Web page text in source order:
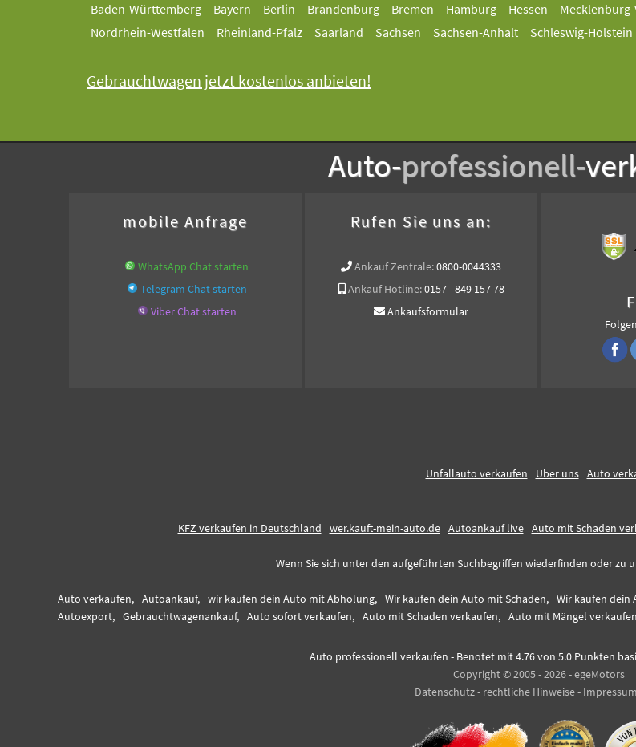
Baden-Württemberg Bayern Berlin Brandenburg Bremen Hamburg Hessen
Nordrhein-Westfalen
Rheinland-Pfalz Saarland Sachsen Sachsen-Anhalt Schleswig-Holstein
Gebrauchtwagen jetzt kostenlos anbieten!
Auto-professionell-
mobile Anfrage
WhatsApp Chat starten
Telegram Chat starten
Viber Chat starten
Rufen Sie uns an:
Ankauf Zentrale:0800-0044333
Ankauf Hotline:0157 - 849 157 78
Ankaufsformular
Unfallauto verkaufen Über uns Auto
KFZ verkaufen in Deutschland wer.kauft-mein-auto.de Autoankauf live Auto mit Schaden
Wenn Sie sich unter den aufgeführten Suchbegriffen wiederfinden oder zu
Auto verkaufen, Autoankauf, wir kaufen dein Auto mit Abholung, Wir kaufen dein Auto mit Schaden, Wir kaufen dein
Autoexport, Gebrauchtwagenankauf, Auto sofort verkaufen, Auto mit Schaden verkaufen, Auto mit Mängel
Auto professionell verkaufen - Benotet mit4.76von 5.0 Punkten
Copyright © 2005 - 2026 - egeMotors
Datenschutz- rechtliche Hinweise- Impressum